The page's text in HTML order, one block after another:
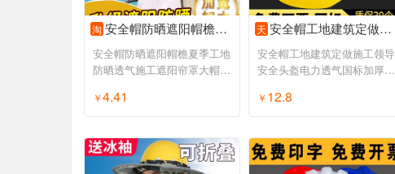
淘 安全帽防晒遮阳帽檐夏季工地防晒透气施工遮阳帘罩大帽檐挡光神器
安全帽防晒遮阳帽檐夏季工地
防晒透气施工遮阳帘罩大帽檐
￥4.41
天 安全帽工地建筑定做施工领导安全头盔电力透气国标加厚头盔定制男
安全帽工地建筑定做施工领导
安全头盔电力透气国标加厚头
￥ 12.8